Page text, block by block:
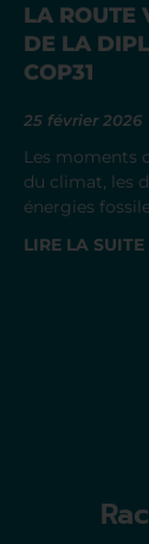
LA ROUTE
DE LA
COP31
25 février 2026
Les moments
du climat, les
énergies
LIRE LA SUITE